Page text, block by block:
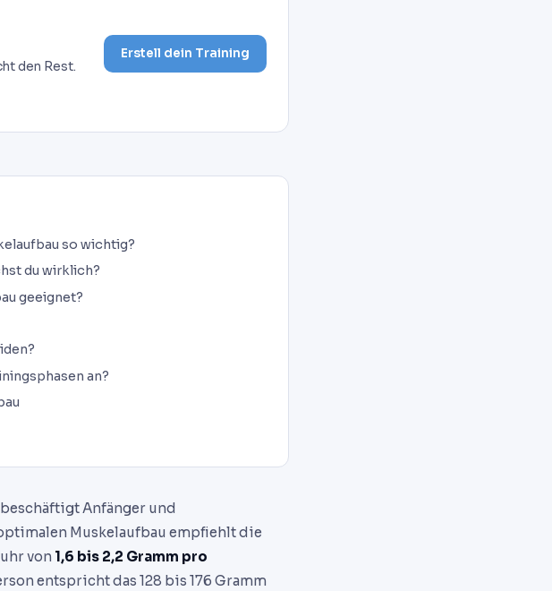
den Rest.
Erstell dein Training
so wichtig?
du wirklich?
geeignet?
an?
beschäftigt Anfänger und
Muskelaufbau empfiehlt die
von 1,6 bis 2,2 Gramm pro
entspricht das 128 bis 176 Gramm